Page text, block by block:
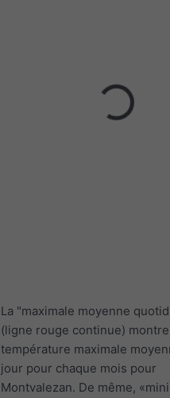
La "maximale moyenne
(ligne rouge continue)
température maximale
jour pour chaque mois pour
Montvalezan. De même,